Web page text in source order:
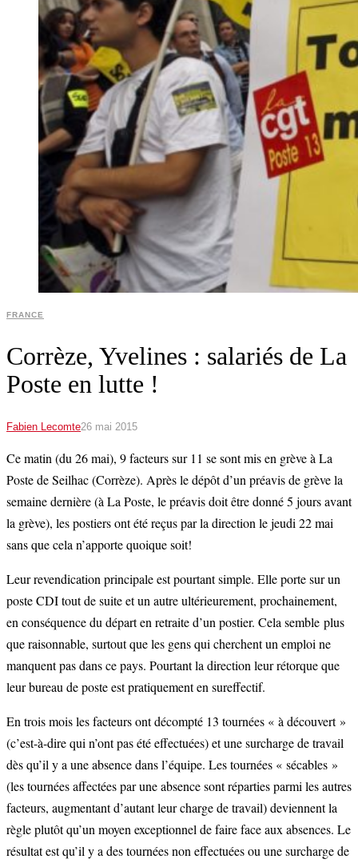
FRANCE
Corrèze, Yvelines : salariés de La
Poste en lutte !
Fabien Lecomte26 mai 2015
Ce matin (du 26 mai), 9 facteurs sur 11 se sont mis en grève à La
Poste de Seilhac (Corrèze). Après le dépôt d’un préavis de grève la
semaine dernière (à La Poste, le préavis doit être donné 5 jours avant
la grève), les postiers ont été reçus par la direction le jeudi 22 mai
sans que cela n’apporte quoique soit!
Leur revendication principale est pourtant simple. Elle porte sur un
poste CDI tout de suite et un autre ultérieurement, prochainement,
en conséquence du départ en retraite d’un postier. Cela semble plus
que raisonnable, surtout que les gens qui cherchent un emploi ne
manquent pas dans ce pays. Pourtant la direction leur rétorque que
leur bureau de poste est pratiquement en sureffectif.
En trois mois les facteurs ont décompté 13 tournées « à découvert »
(c’est-à-dire qui n’ont pas été effectuées) et une surcharge de travail
dès qu’il y a une absence dans l’équipe. Les tournées « sécables »
(les tournées affectées par une absence sont réparties parmi les autres
facteurs, augmentant d’autant leur charge de travail) deviennent la
règle plutôt qu’un moyen exceptionnel de faire face aux absences. Le
résultat est qu’il y a des tournées non effectuées ou une surcharge de